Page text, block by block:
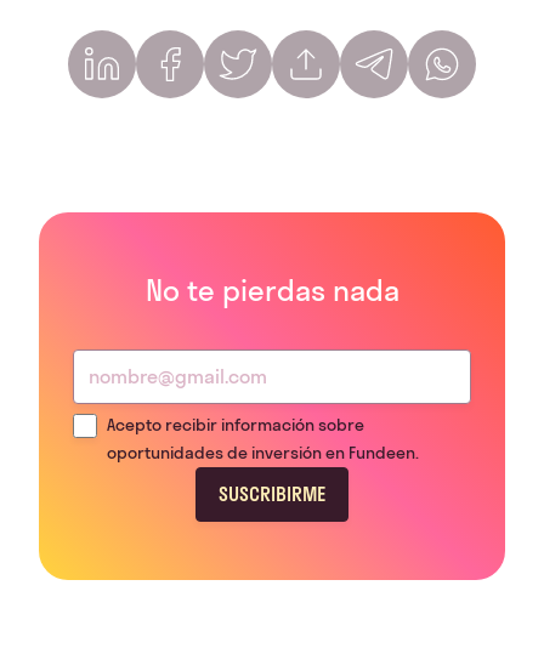
No te pierdas nada
Acepto recibir información sobre
oportunidades de inversión en Fundeen.
SUSCRIBIRME